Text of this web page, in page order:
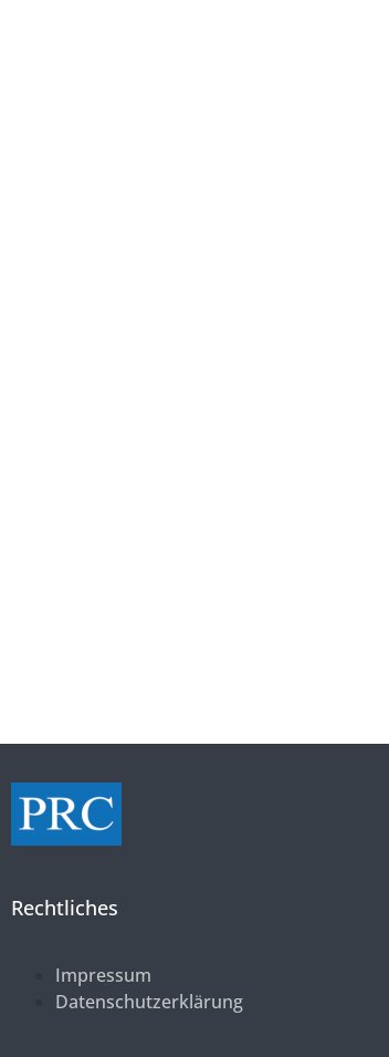
Rechtliches
Impressum
Datenschutzerklärung